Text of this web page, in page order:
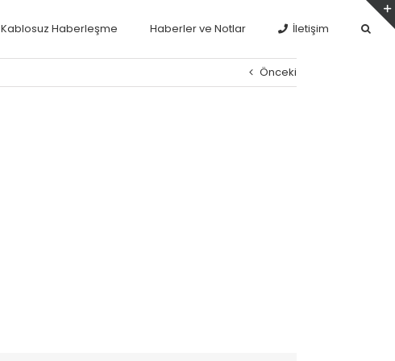
Kablosuz Haberleşme Haberler ve Notlar İletişim
Önceki